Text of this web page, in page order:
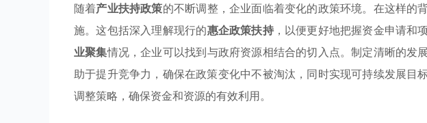
随着产业扶持政策的不断调整，企业面临着变化的政策环境。在这样的
施。这包括深入理解现行的惠企政策扶持，以便更好地把握资金申请和
业聚集情况，企业可以找到与政府资源相结合的切入点。制定清晰的发
助于提升竞争力，确保在政策变化中不被淘汰，同时实现可持续发展目
调整策略，确保资金和资源的有效利用。